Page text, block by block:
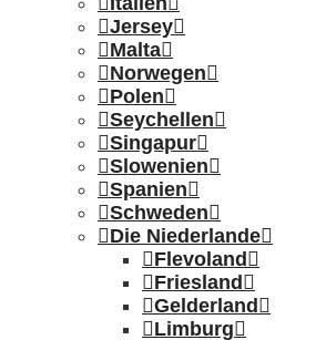
Jersey
Malta
Norwegen
Polen
Seychellen
Singapur
Slowenien
Spanien
Schweden
Die Niederlande
Flevoland
Friesland
Gelderland
Limburg